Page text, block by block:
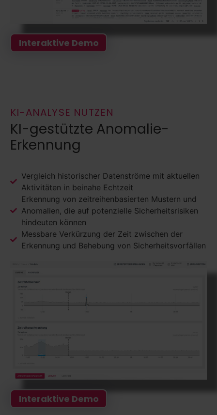
Interaktive Demo
Interaktive Demo
KI-ANALYSE NUTZEN
KI-gestützte Anomalie-
Erkennung
Vergleich historischer Datenströme mit aktuellen
Aktivitäten in beinahe Echtzeit
Erkennung von zeitreihenbasierten Mustern und
Anomalien, die auf potenzielle Sicherheitsrisiken
hindeuten können
Messbare Verkürzung der Zeit zwischen der
Erkennung und Behebung von Sicherheitsvorfällen